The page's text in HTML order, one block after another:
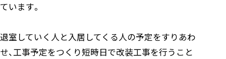
ています。
退室していく人と入居してくる人の予定をすりあわ
せ、工事予定をつくり短時日で改装工事を行うこと